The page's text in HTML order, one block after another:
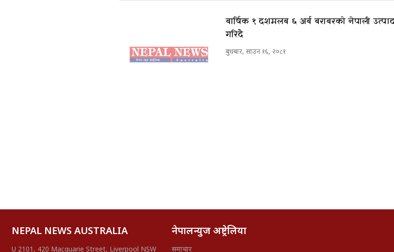
बार्षिक १ दशमलब ६ अर्ब बराबरको नेपाली
गरिदै
बुधबार, साउन १६, २०८१
NEPAL NEWS AUSTRALIA
U 2101, 420 Macquarie Street, Liverpool NSW
नेपालन्युज अष्ट्रेलिया
समाचार